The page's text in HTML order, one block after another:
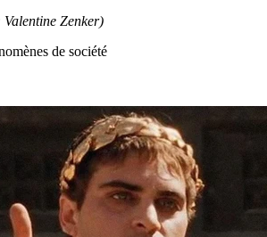
Zenker)
de société